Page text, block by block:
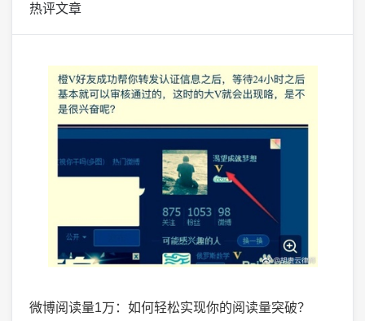
热评文章
微博阅读量1万：如何轻松实现你的阅读量突破？